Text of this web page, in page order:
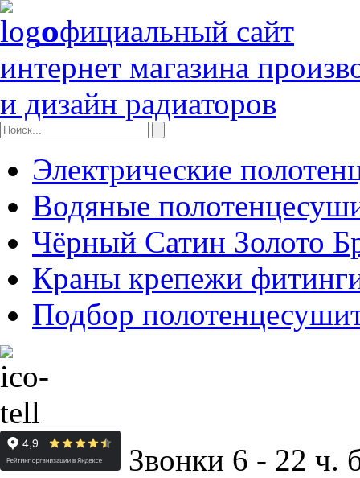
официальный сайт
интернет магазина
и дизайн радиаторов
Электрические
Водяные
Чёрный Сатин Золото
Краны крепежи
Подбор
Звонки 6 - 22 ч.